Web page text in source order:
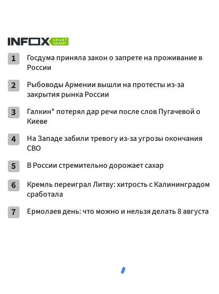
1
Госдума приняла закон о запрете на проживание в
России
2
Рыбоводы Армении вышли на протесты из-за
закрытия рынка России
3
Галкин* потерял дар речи после слов Пугачевой о
Киеве
4
На Западе забили тревогу из-за угрозы окончания
СВО
5 В России стремительно дорожает сахар
6
Кремль переиграл Литву: хитрость с Калининградом
сработала
7 Ермолаев день: что можно и нельзя делать 8 августа